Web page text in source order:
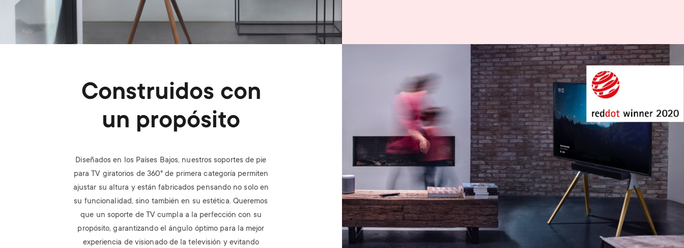
Construidos con
un propósito
Diseñados en los Países Bajos, nuestros soportes de pie
para TV giratorios de 360​​° de primera categoría permiten
ajustar su altura y están fabricados pensando no solo en
su funcionalidad, sino también en su estética. Queremos
que un soporte de TV cumpla a la perfección con su
propósito, garantizando el ángulo óptimo para la mejor
experiencia de visionado de la televisión y evitando